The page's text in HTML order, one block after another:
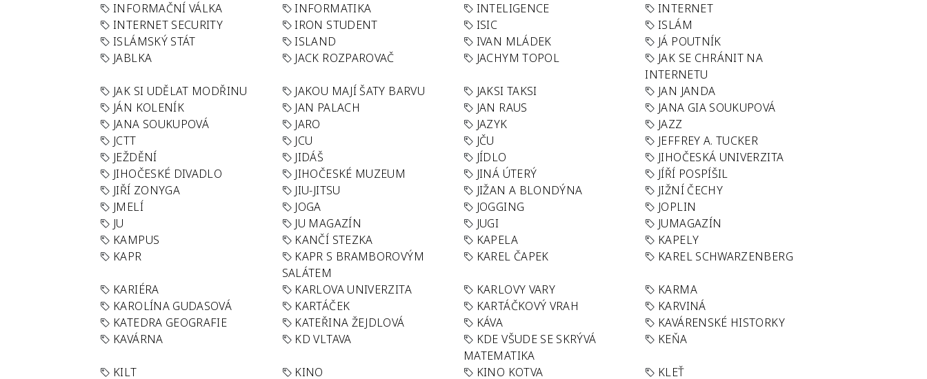
INFORMAČNÍ VÁLKA
INFORMATIKA INTELIGENCE
INTERNET
INTERNET SECURITY
IRON STUDENT ISIC
ISLÁM
ISLÁMSKÝ STÁT
ISLAND IVAN MLÁDEK
JÁ POUTNÍK
JABLKA
JACK ROZPAROVAČ JACHYM TOPOL
JAK SE CHRÁNIT NA
INTERNETU
JAK SI UDĚLAT MODŘINU
JAKOU MAJÍ ŠATY BARVU JAKSI TAKSI
JAN JANDA
JÁN KOLENÍK
JAN PALACH JAN RAUS
JANA GIA SOUKUPOVÁ
JANA SOUKUPOVÁ
JARO JAZYK
JAZZ
JCTT
JCU JČU
JEFFREY A. TUCKER
JEŽDĚNÍ
JIDÁŠ JÍDLO
JIHOČESKÁ UNIVERZITA
JIHOČESKÉ DIVADLO
JIHOČESKÉ MUZEUM JINÁ ÚTERÝ
JÍŘÍ POSPÍŠIL
JIŘÍ ZONYGA
JIU-JITSU JIŽAN A BLONDÝNA
JIŽNÍ ČECHY
JMELÍ
JOGA JOGGING
JOPLIN
JU
JU MAGAZÍN JUGI
JUMAGAZÍN
KAMPUS
KANČÍ STEZKA KAPELA
KAPELY
KAPR
KAPR S BRAMBOROVÝM
SALÁTEM
KAREL ČAPEK KAREL SCHWARZENBERG
KARIÉRA KARLOVA UNIVERZITA KARLOVY VARY
KARMA
KAROLÍNA GUDASOVÁ
KARTÁČEK KARTÁČKOVÝ VRAH
KARVINÁ
KATEDRA GEOGRAFIE
KATEŘINA ŽEJDLOVÁ KÁVA
KAVÁRENSKÉ HISTORKY
KAVÁRNA
KD VLTAVA
KDE VŠUDE SE SKRÝVÁ
MATEMATIKA
KEŇA
KILT KINO KINO KOTVA KLEŤ